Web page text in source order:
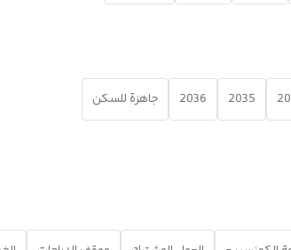
2035
2036 جاهزة للسكن